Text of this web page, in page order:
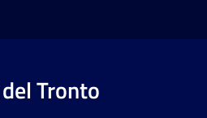
Tronto